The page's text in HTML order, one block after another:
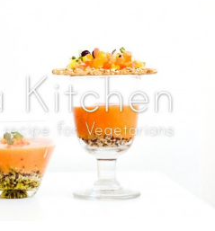
ガ
レ
ッ
ト」
[連
載：